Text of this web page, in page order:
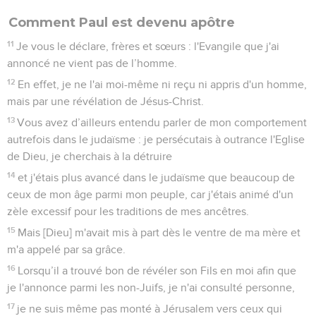
Comment Paul est devenu apôtre
11 Je vous le déclare, frères et sœurs : l'Evangile que j'ai
annoncé ne vient pas de l’homme.
12 En effet, je ne l'ai moi-même ni reçu ni appris d'un homme,
mais par une révélation de Jésus-Christ.
13 Vous avez d’ailleurs entendu parler de mon comportement
autrefois dans le judaïsme : je persécutais à outrance l'Eglise
de Dieu, je cherchais à la détruire
14 et j'étais plus avancé dans le judaïsme que beaucoup de
ceux de mon âge parmi mon peuple, car j'étais animé d'un
zèle excessif pour les traditions de mes ancêtres.
15 Mais [Dieu] m'avait mis à part dès le ventre de ma mère et
m'a appelé par sa grâce.
16 Lorsqu’il a trouvé bon de révéler son Fils en moi afin que
je l'annonce parmi les non-Juifs, je n'ai consulté personne,
17 je ne suis même pas monté à Jérusalem vers ceux qui